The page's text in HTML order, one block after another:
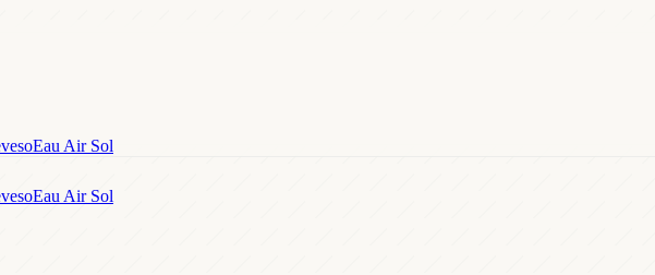
Eau Air Sol
Eau Air Sol